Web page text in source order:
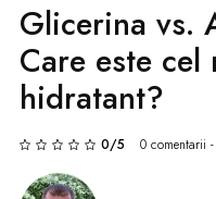
Glicerina vs.
Care este cel
hidratant?
0/5 0 comentarii